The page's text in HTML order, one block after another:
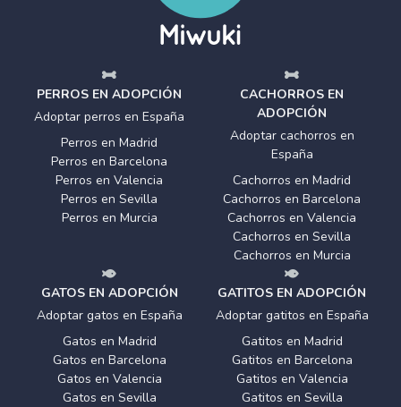
PERROS EN ADOPCIÓN
Adoptar perros en España
Perros en Madrid
Perros en Barcelona
Perros en Valencia
Perros en Sevilla
Perros en Murcia
CACHORROS EN
ADOPCIÓN
Adoptar cachorros en
España
Cachorros en Madrid
Cachorros en Barcelona
Cachorros en Valencia
Cachorros en Sevilla
Cachorros en Murcia
GATOS EN ADOPCIÓN
Adoptar gatos en España
Gatos en Madrid
Gatos en Barcelona
Gatos en Valencia
Gatos en Sevilla
GATITOS EN ADOPCIÓN
Adoptar gatitos en España
Gatitos en Madrid
Gatitos en Barcelona
Gatitos en Valencia
Gatitos en Sevilla